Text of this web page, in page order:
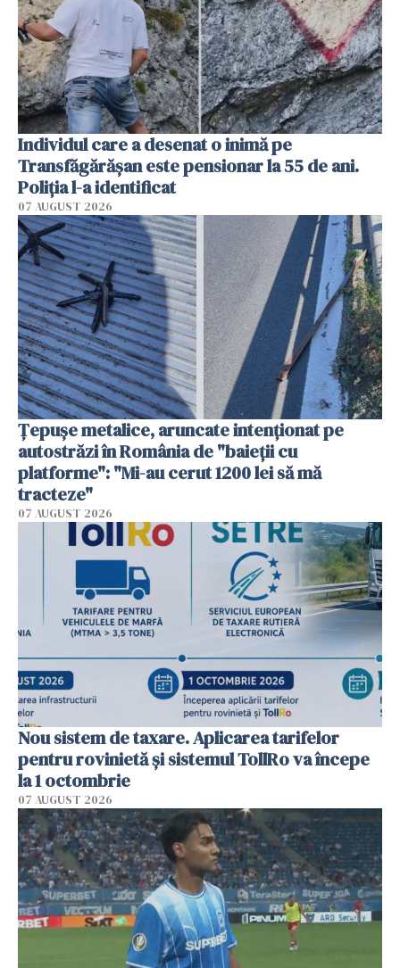
Individul care a desenat o inimă pe
Transfăgărășan este pensionar la 55 de ani.
Poliția l-a identificat
07 AUGUST 2026
Țepușe metalice, aruncate intenționat pe
autostrăzi în România de "baieții cu
platforme": "Mi-au cerut 1200 lei să mă
tracteze"
07 AUGUST 2026
Nou sistem de taxare. Aplicarea tarifelor
pentru rovinietă şi sistemul TollRo va începe
la 1 octombrie
07 AUGUST 2026